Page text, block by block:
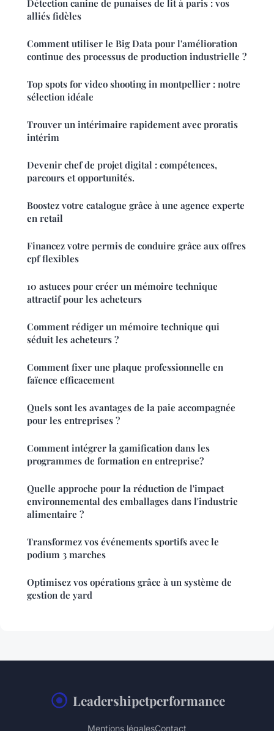
Détection canine de punaises de lit à paris : vos
alliés fidèles
Comment utiliser le Big Data pour l'amélioration
continue des processus de production industrielle ?
Top spots for video shooting in montpellier : notre
sélection idéale
Trouver un intérimaire rapidement avec proratis
intérim
Devenir chef de projet digital : compétences,
parcours et opportunités.
Boostez votre catalogue grâce à une agence experte
en retail
Financez votre permis de conduire grâce aux offres
cpf flexibles
10 astuces pour créer un mémoire technique
attractif pour les acheteurs
Comment rédiger un mémoire technique qui
séduit les acheteurs ?
Comment fixer une plaque professionnelle en
faïence efficacement
Quels sont les avantages de la paie accompagnée
pour les entreprises ?
Comment intégrer la gamification dans les
programmes de formation en entreprise?
Quelle approche pour la réduction de l'impact
environnemental des emballages dans l'industrie
alimentaire ?
Transformez vos événements sportifs avec le
podium 3 marches
Optimisez vos opérations grâce à un système de
gestion de yard
Leadershipetperformance
Mentions légalesContact